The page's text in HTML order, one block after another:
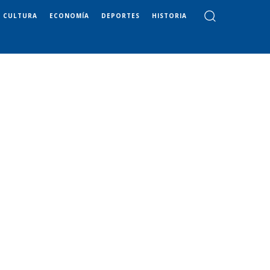
CULTURA ECONOMÍA DEPORTES HISTORIA